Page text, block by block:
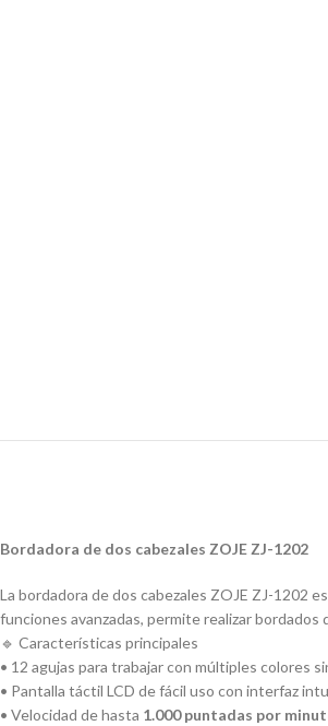
Bordadora de dos cabezales ZOJE ZJ-1202
La bordadora de dos cabezales ZOJE ZJ-1202
funciones avanzadas, permite realizar
🔹 Características principales
• 12 agujas para trabajar con múltiples colores
• Pantalla táctil LCD de fácil uso con interfaz
• Velocidad de hasta 1.000 puntadas por